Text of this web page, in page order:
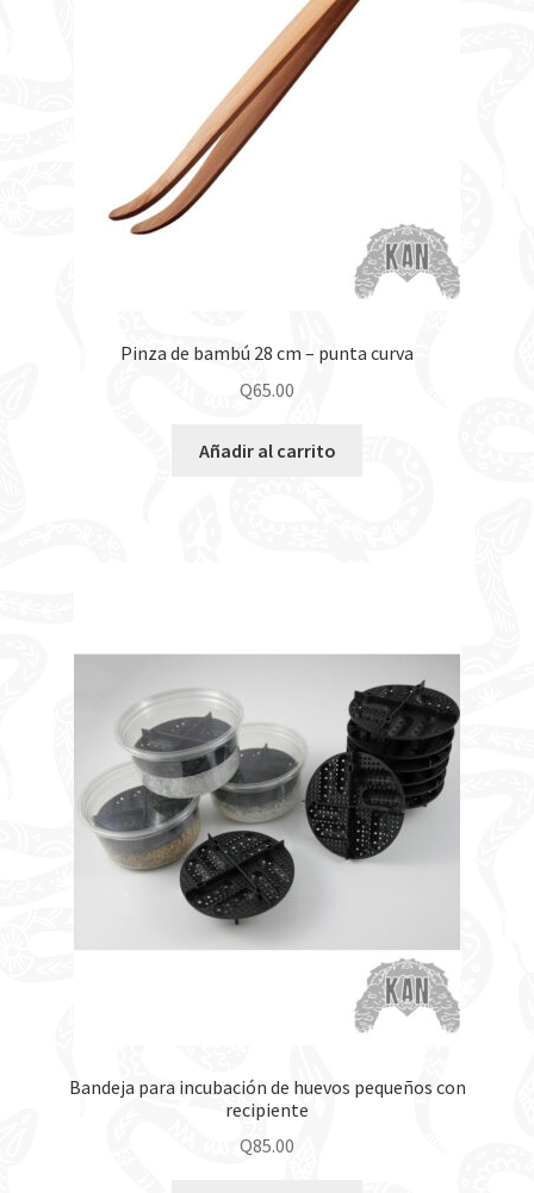
Pinza de bambú 28 cm – punta curva
Q65.00
Añadir al carrito
Bandeja para incubación de huevos pequeños con
recipiente
Q85.00